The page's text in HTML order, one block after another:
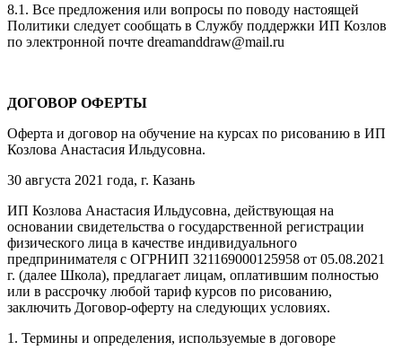
8.1. Все предложения или вопросы по поводу настоящей
Политики следует сообщать в Службу поддержки ИП Козлов
по электронной почте dreamanddraw@mail.ru
ДОГОВОР ОФЕРТЫ
Оферта и договор на обучение на курсах по рисованию в ИП
Козлова Анастасия Ильдусовна.
30 августа 2021 года, г. Казань
ИП Козлова Анастасия Ильдусовна, действующая на
основании свидетельства о государственной регистрации
физического лица в качестве индивидуального
предпринимателя с ОГРНИП 321169000125958 от 05.08.2021
г. (далее Школа), предлагает лицам, оплатившим полностью
или в рассрочку любой тариф курсов по рисованию,
заключить Договор-оферту на следующих условиях.
1. Термины и определения, используемые в договоре